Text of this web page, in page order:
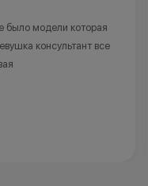
было модели которая
консультант все